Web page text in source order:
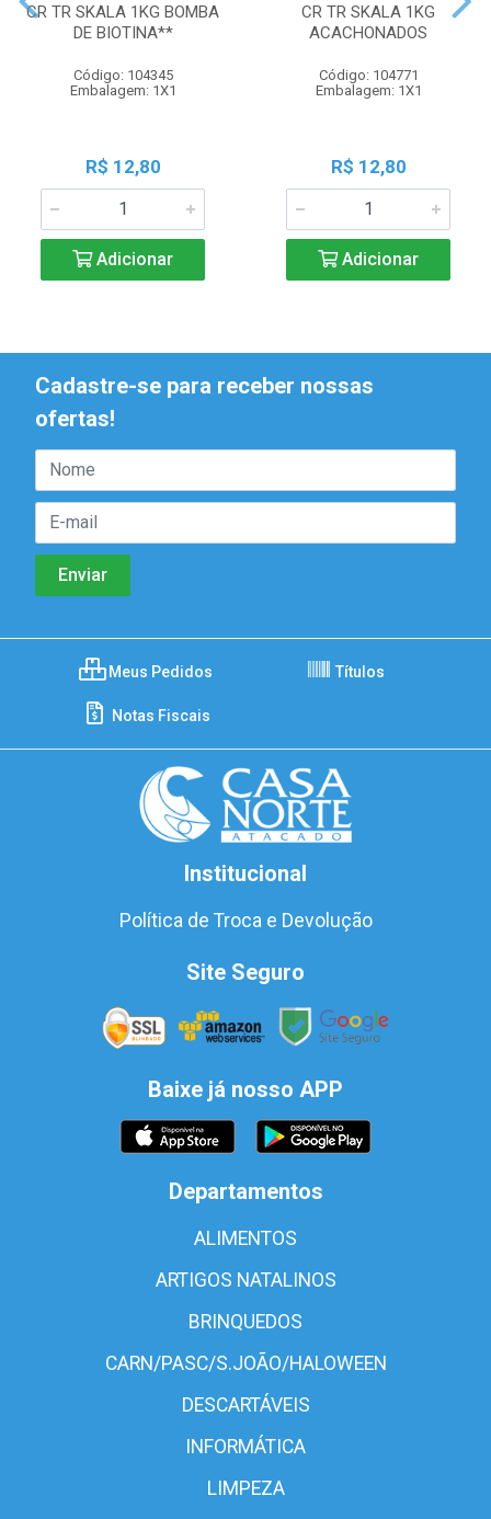
CR TR SKALA 1KG BOMBA
DE BIOTINA**
Código: 104345
Embalagem: 1X1
R$ 12,80
Adicionar
CR TR SKALA 1KG
ACACHONADOS
Código: 104771
Embalagem: 1X1
R$ 12,80
Adicionar
Cadastre-se para receber nossas
ofertas!
Meus Pedidos Títulos
Notas Fiscais
Institucional
Política de Troca e Devolução
Site Seguro
Baixe já nosso APP
Departamentos
ALIMENTOS
ARTIGOS NATALINOS
BRINQUEDOS
CARN/PASC/S.JOÃO/HALOWEEN
DESCARTÁVEIS
INFORMÁTICA
LIMPEZA